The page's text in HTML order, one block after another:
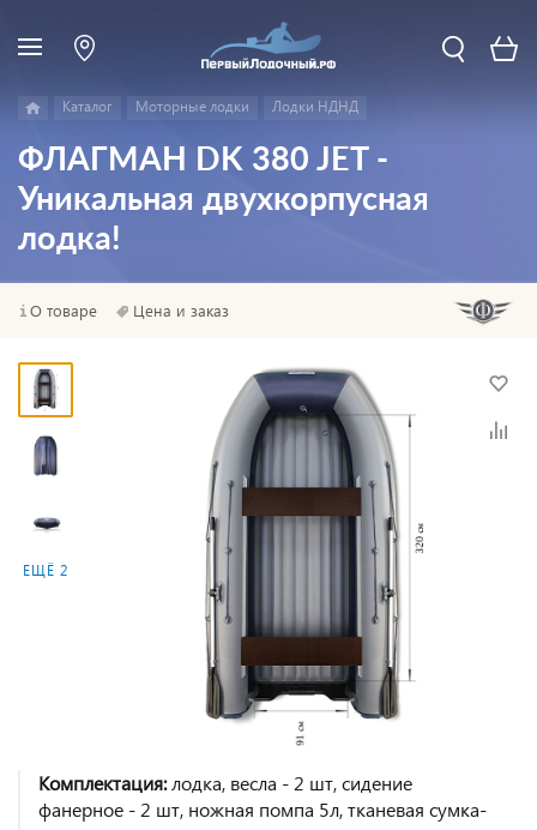
Каталог Моторные лодки Лодки НДНД
ФЛАГМАН DK 380 JET -
Уникальная двухкорпусная
лодка!
О товаре Цена и заказ
ЕЩЁ 2
Комплектация:лодка, весла - 2 шт, сидение
фанерное - 2 шт, ножная помпа 5л, тканевая сумка-